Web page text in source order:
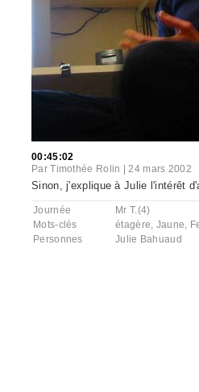
00:45:02
ParTimothée Rolin |24 mars 2002
Sinon, j'explique à Julie l'intérêt
Journée
Mr T.(4)
Mots-clés
étagère, Jaune,
Personnes
Julie Bahuaud